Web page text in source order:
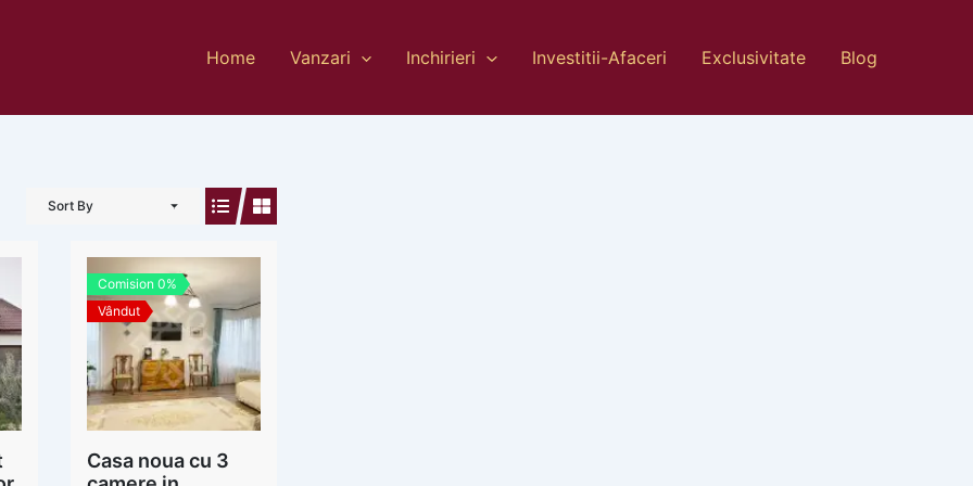
Home Vanzari Inchirieri Investitii-Afaceri Exclusivitate Blog
Sort By
Comision 0%
Vândut
Casa noua cu 3